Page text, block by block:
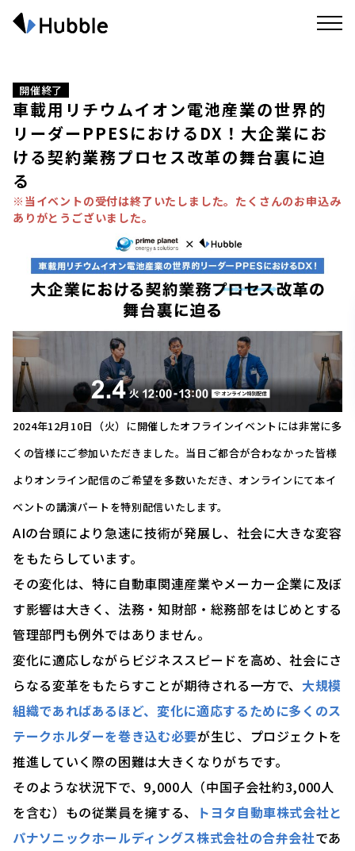
開催終了
車載用リチウムイオン電池産業の世界的
リーダーPPESにおけるDX！大企業にお
ける契約業務プロセス改革の舞台裏に迫
る
※当イベントの受付は終了いたしました。たくさんのお申込み
ありがとうございました。
2024年12月10日（火）に開催したオフラインイベントには非常に多
くの皆様にご参加いただきました。当日ご都合が合わなかった皆様
よりオンライン配信のご希望を多数いただき、オンラインにて本イ
ベントの講演パートを特別配信いたします。
AIの台頭により急速に技術が発展し、社会に大きな変容
をもたらしています。
その変化は、 特に自動車関連産業やメーカー企業に及ぼ
す影響は大きく、法務・知財部・総務部をはじめとする
管理部門も例外ではありません。
変化に適応しながらビジネススピードを高め、社会にさ
らなる変革をもたらすことが期待される一方で、 大規模
組織であればあるほど、変化に適応するために多くのス
テークホルダーを巻き込む必要が生じ、プロジェクトを
推進していく際の困難は大きくなりがちです。
そのような状況下で、 9,000人（中国子会社約3,000人
を含む）もの従業員を擁する、
トヨタ自動車株式会社と
パナソニックホールディングス株式会社の合弁会社であ